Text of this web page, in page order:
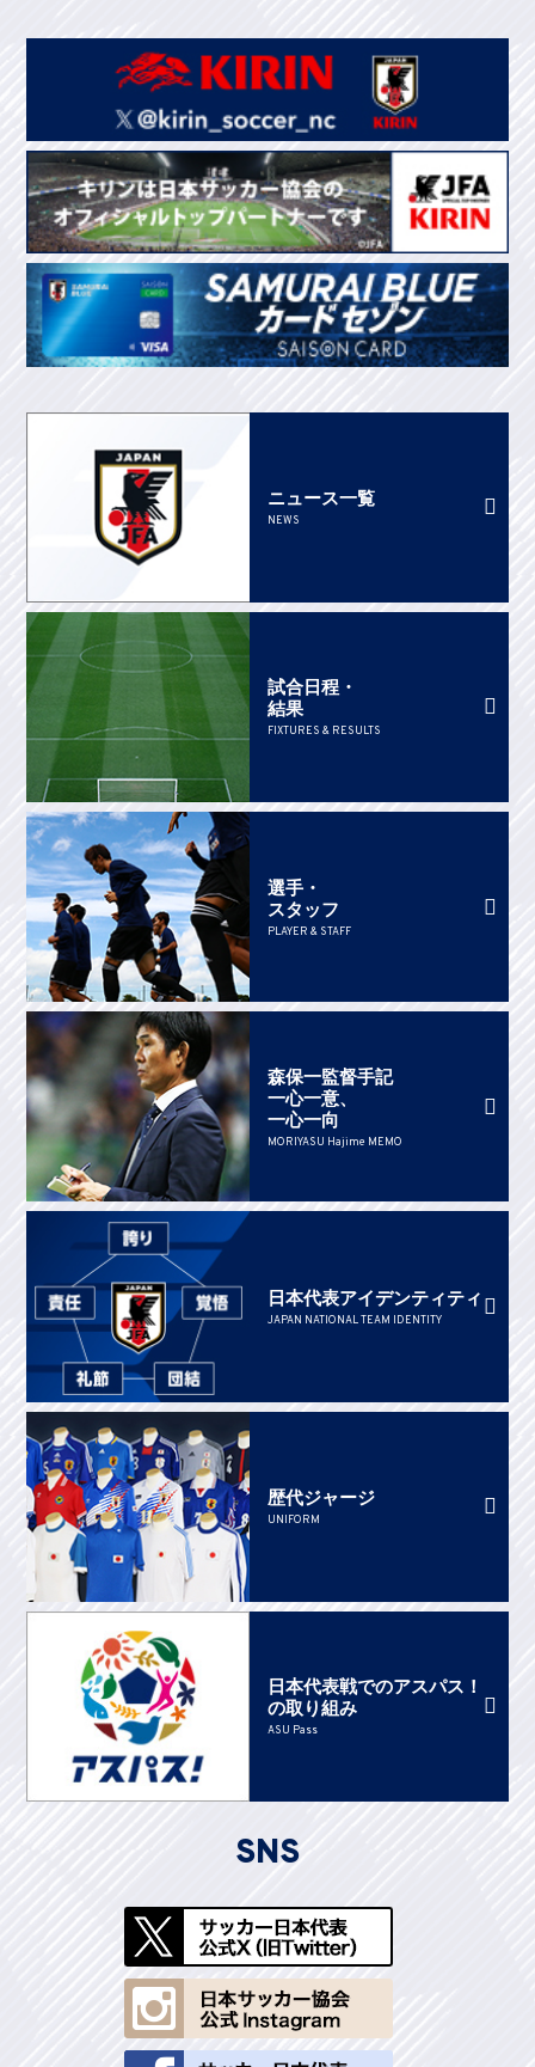
ニュース一覧
NEWS
試合日程・
結果
FIXTURES & RESULTS
選手・
スタッフ
PLAYER & STAFF
森保一監督手記
一心一意、
一心一向
MORIYASU Hajime MEMO
日本代表アイデンティティ
JAPAN NATIONAL TEAM IDENTITY
歴代ジャージ
UNIFORM
日本代表戦でのアスパス！
の取り組み
ASU Pass
SNS